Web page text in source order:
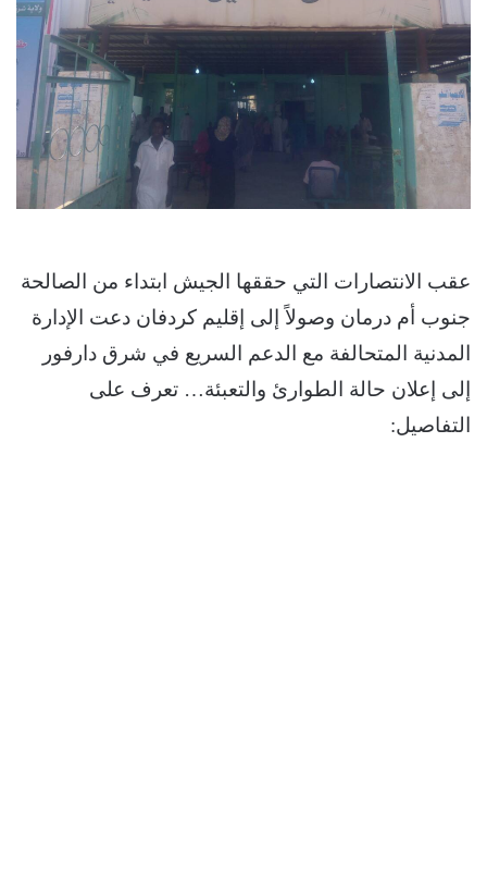
عقب الانتصارات التي حققها الجيش ابتداء من الصالحة
جنوب أم درمان وصولاً إلى إقليم كردفان دعت الإدارة
المدنية المتحالفة مع الدعم السريع في شرق دارفور
إلى إعلان حالة الطوارئ والتعبئة… تعرف على
التفاصيل: